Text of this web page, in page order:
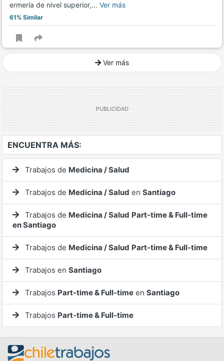
ermería de nivel superior,… Ver más
61% Similar
Ver más
ENCUENTRA MÁS:
Trabajos de Medicina / Salud
Trabajos de Medicina / Salud en Santiago
Trabajos de Medicina / Salud Part-time & Full-time
en Santiago
Trabajos de Medicina / Salud Part-time & Full-time
Trabajos en Santiago
Trabajos Part-time & Full-time en Santiago
Trabajos Part-time & Full-time